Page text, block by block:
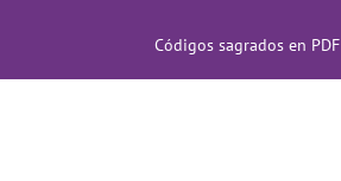
Códigos sagrados en PDF